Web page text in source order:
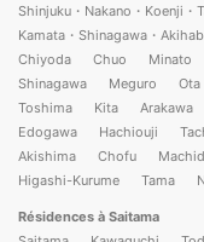
Shinjuku・Nakano・Koenji・
Kamata・Shinagawa・
Chiyoda
Chuo Minato
Shinagawa
Meguro Ota
Toshima
Kita Arakawa
Edogawa
Hachiouji
Akishima
Chofu
Higashi-Kurume
Tama
Résidences à Saitama